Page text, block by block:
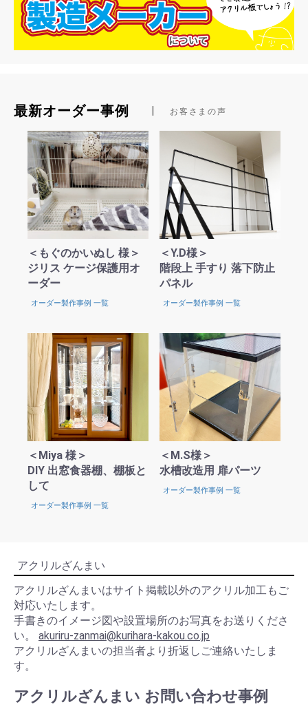
最新オーダー事例 お客さまの声
＜もぐのかいぬし 様＞
ジリス ケージ保護用オ
ーダー
オーダー製作事例 一覧
＜Y.D様＞
階段上 手すり 落下防止
パネル
オーダー製作事例 一覧
＜Miya 様＞
DIY 出窓食器棚、棚板と
して
オーダー製作事例 一覧
＜M.S様＞
水槽改造用 扉パーツ
オーダー製作事例 一覧
アクリルざんまい
アクリルざんまいはサイト掲載以外のアクリル加工もご
対応いたします。
手書きのイメージ図や設置場所のお写真をお送りくださ
い。 akuriru-zanmai@kurihara-kakou.co.jp
アクリルざんまいの担当者より折返しご連絡いたしま
す。
アクリルざんまい お問い合わせ事例